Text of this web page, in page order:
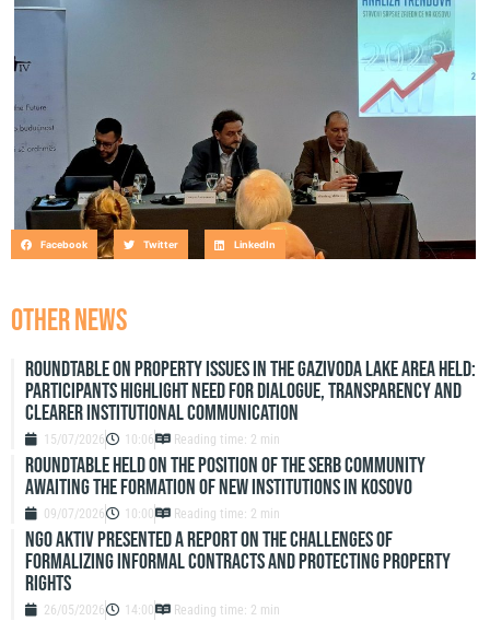
Facebook Twitter LinkedIn
OTHER NEWS
Roundtable on Property Issues in the Gazivoda Lake Area Held:
Participants Highlight Need for Dialogue, Transparency and
Clearer Institutional Communication
15/07/2026 10:06 Reading time: 2 min
ROUNDTABLE HELD ON THE POSITION OF THE SERB COMMUNITY
AWAITING THE FORMATION OF NEW INSTITUTIONS IN KOSOVO
09/07/2026 10:00 Reading time: 2 min
NGO Aktiv Presented a Report on the Challenges of
Formalizing Informal Contracts and Protecting Property
Rights
26/05/2026 14:00 Reading time: 2 min